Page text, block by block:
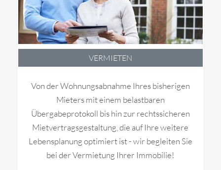
VERMIETEN
Von der Wohnungsabnahme Ihres bisherigen
Mieters mit einem belastbaren
Übergabeprotokoll bis hin zur rechtssicheren
Mietvertragsgestaltung, die auf Ihre weitere
Lebensplanung optimiert ist - wir begleiten Sie
bei der Vermietung Ihrer Immobilie!